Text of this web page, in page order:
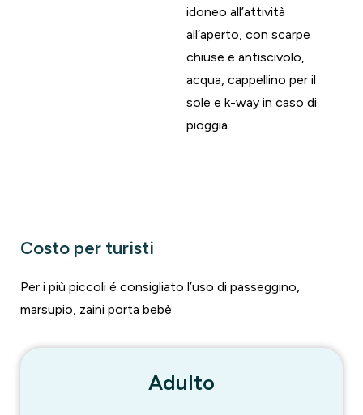
idoneo all’attività
all’aperto, con scarpe
chiuse e antiscivolo,
acqua, cappellino per il
sole e k-way in caso di
pioggia.
Costo per turisti
Per i più piccoli é consigliato l’uso di passeggino,
marsupio, zaini porta bebè
Adulto